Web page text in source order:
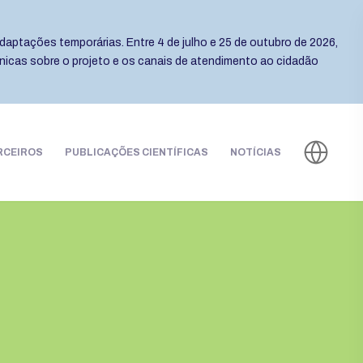
temporárias. Entre 4 de julho e 25 de outubro de 2026,
sobre o projeto e os canais de atendimento ao cidadão
PUBLICAÇÕES CIENTÍFICAS NOTÍCIAS